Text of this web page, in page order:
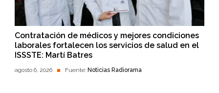
Contratación de médicos y mejores condiciones
laborales fortalecen los servicios de salud en el
ISSSTE: Martí Batres
agosto 6, 2026 Fuente: Noticias Radiorama